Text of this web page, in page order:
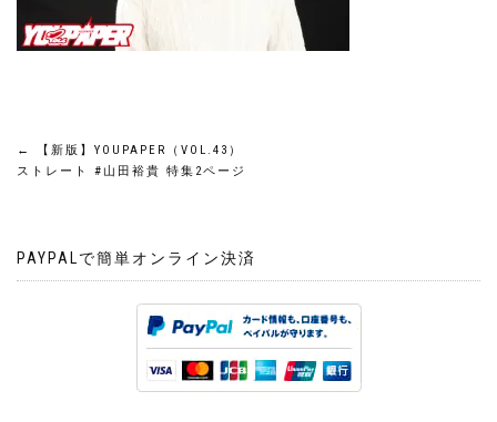
投
ナ
←
【新版】YOUPAPER（VOL.43）
ストレート #山田裕貴 特集2ページ
PAYPALで簡単オンライン決済